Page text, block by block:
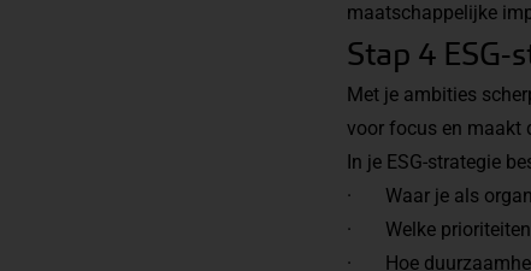
maatschappelijke
Stap 4
Met je ambities
voor focus en maakt
In je ESG-strategie
· Waar je als
· Welke prioriteiten
· Hoe